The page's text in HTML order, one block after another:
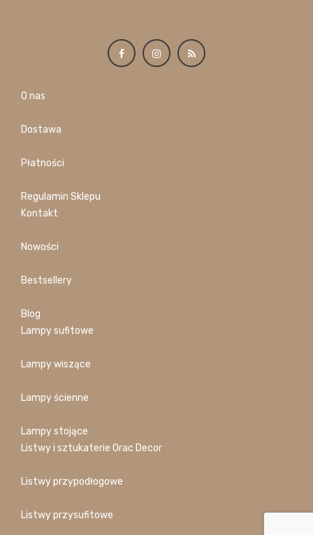
O nas
Dostawa
Płatności
Regulamin Sklepu
Kontakt
Nowości
Bestsellery
Blog
Lampy sufitowe
Lampy wiszące
Lampy ścienne
Lampy stojące
Listwy i sztukaterie Orac Decor
Listwy przypodłogowe
Listwy przysufitowe